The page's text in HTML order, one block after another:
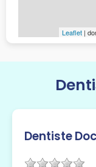
Leaflet |
Dentiste